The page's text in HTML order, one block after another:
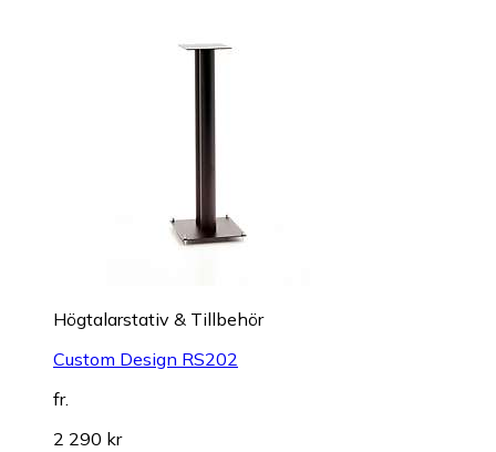
Högtalarstativ & Tillbehör
Custom Design RS202
fr.
2 290 kr